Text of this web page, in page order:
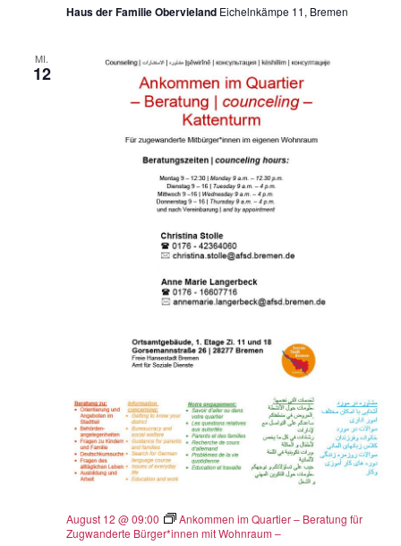
Haus der Familie Obervieland Eichelnkämpe 11, Bremen
MI.
12
August 12 @ 09:00
Ankommen im Quartier – Beratung für
Zugwanderte Bürger*innen mit Wohnraum –